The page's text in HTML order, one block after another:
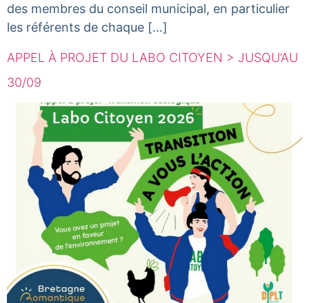
des membres du conseil municipal, en particulier
les référents de chaque […]
APPEL À PROJET DU LABO CITOYEN > JUSQU’AU
30/09